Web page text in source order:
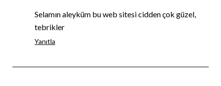
Selamın aleyküm bu web sitesi cidden çok güzel,
tebrikler
Yanıtla